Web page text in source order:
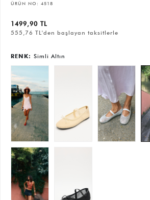
ÜRÜN NO: 4518
1499,90 TL
555,76 TL'den başlayan taksitlerle
RENK: Simli Altın